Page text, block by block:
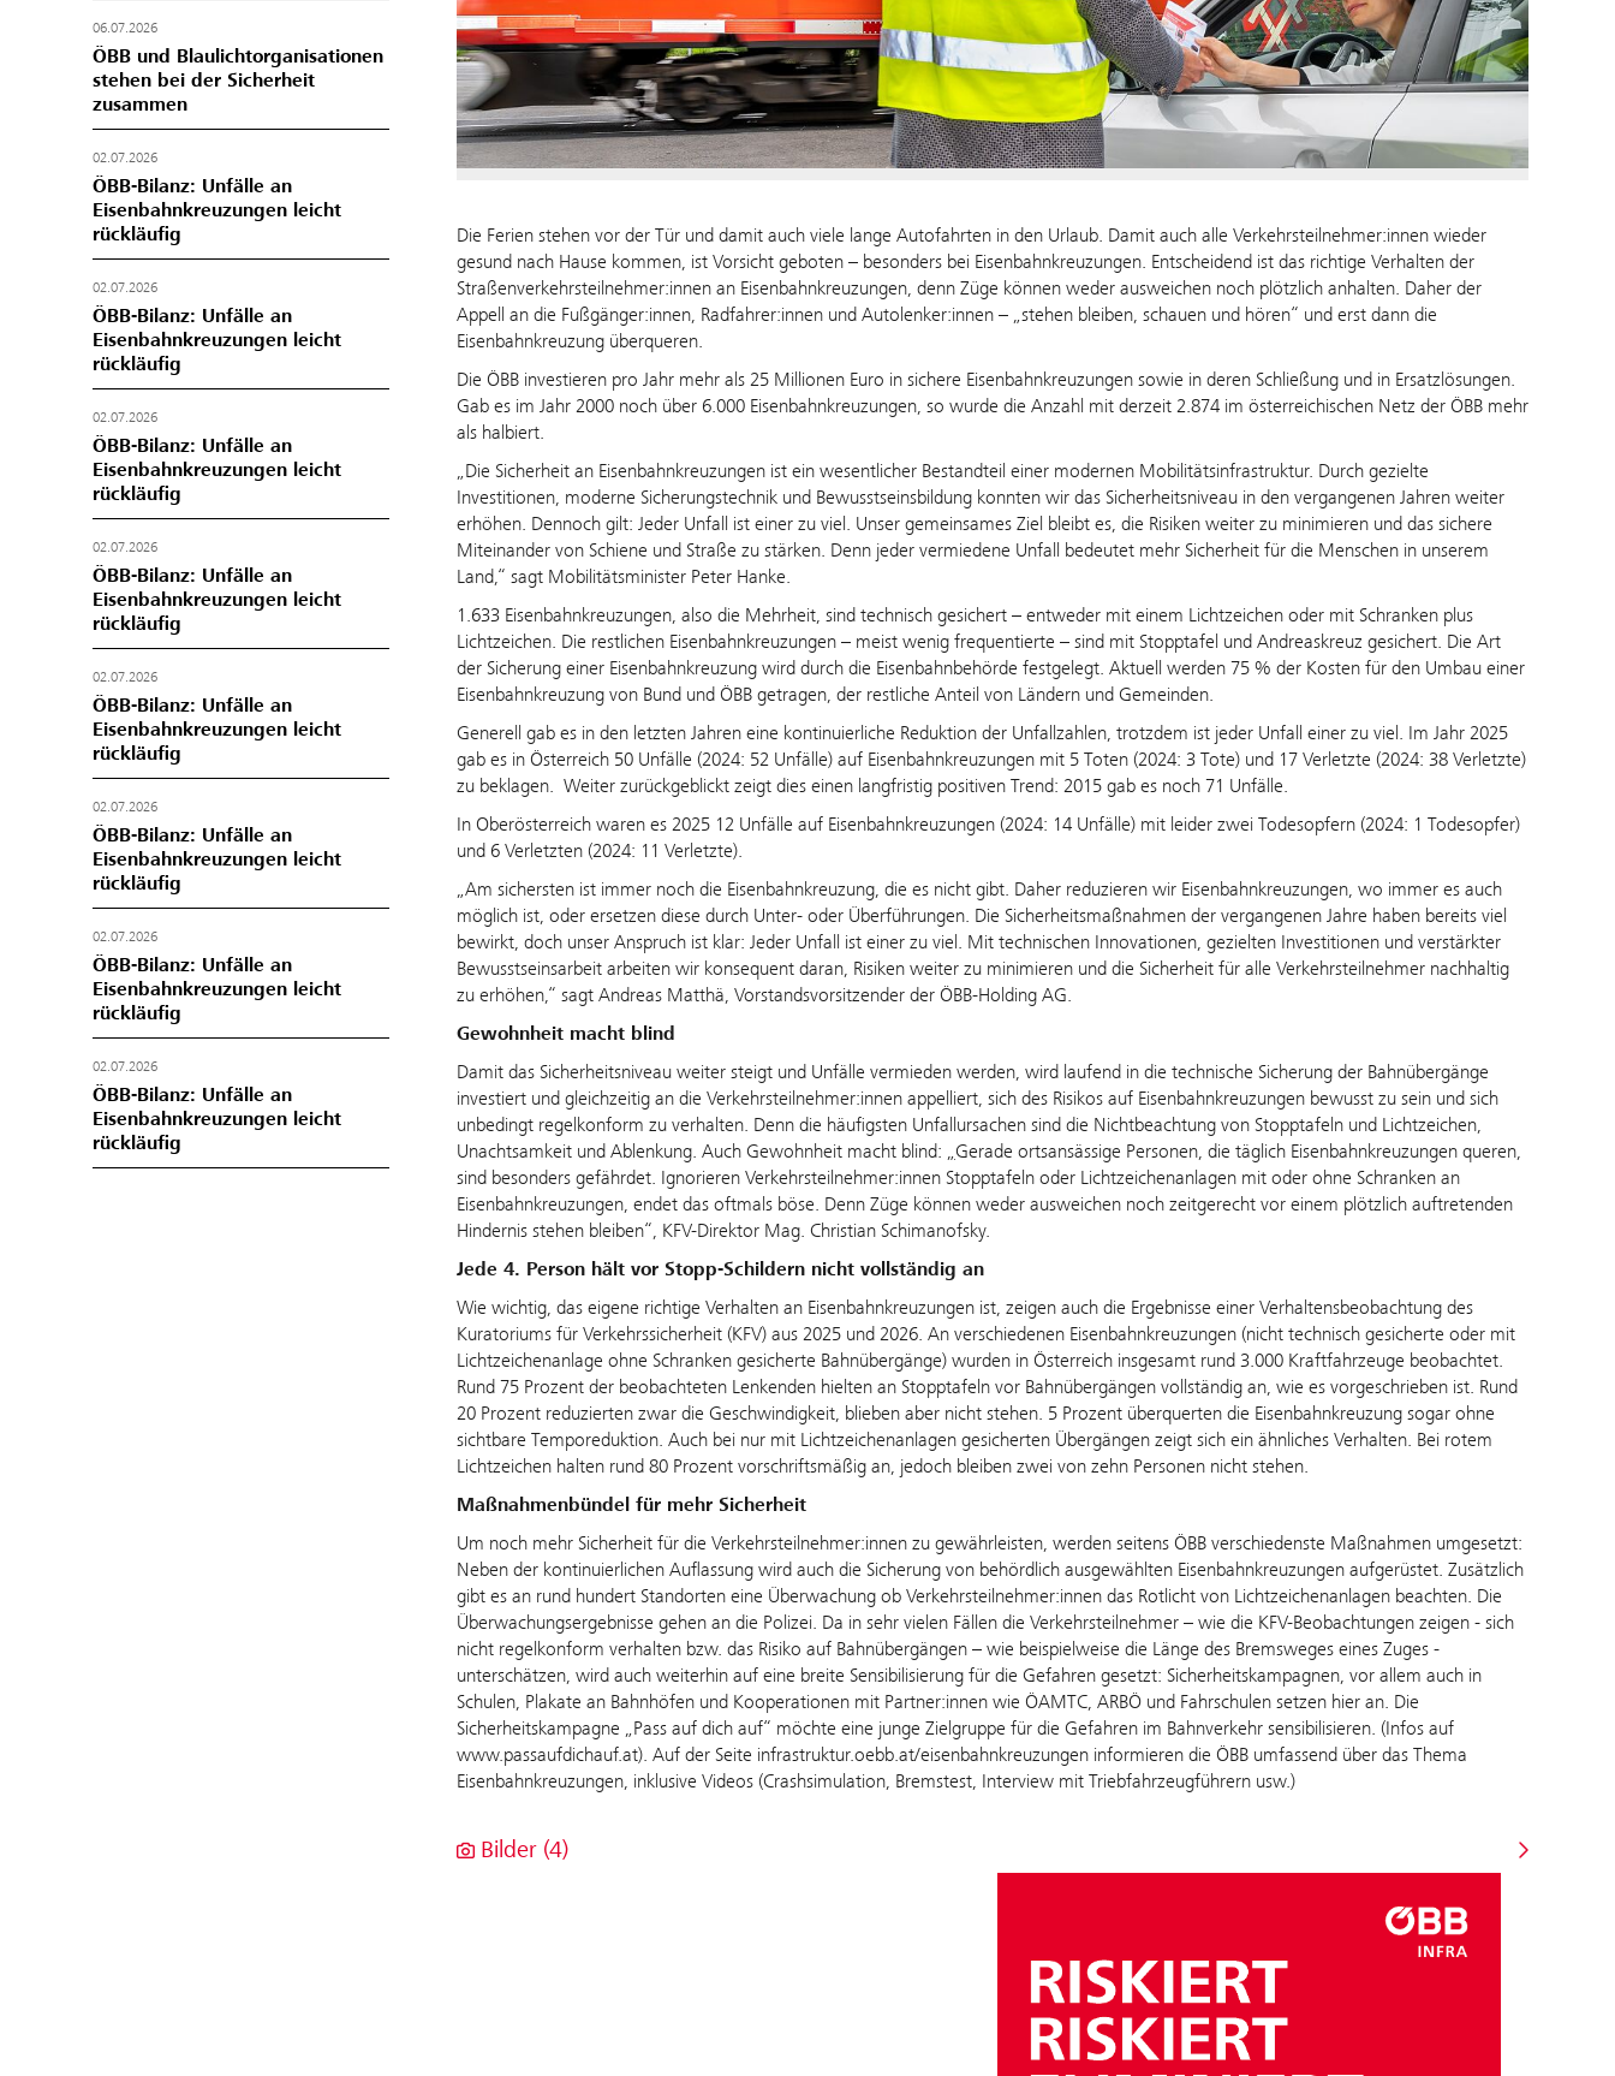
06.07.2026
ÖBB und Blaulichtorganisationen
stehen bei der Sicherheit
zusammen
02.07.2026
ÖBB-Bilanz: Unfälle an
Eisenbahnkreuzungen leicht
rückläufig
02.07.2026
ÖBB-Bilanz: Unfälle an
Eisenbahnkreuzungen leicht
rückläufig
02.07.2026
ÖBB-Bilanz: Unfälle an
Eisenbahnkreuzungen leicht
rückläufig
02.07.2026
ÖBB-Bilanz: Unfälle an
Eisenbahnkreuzungen leicht
rückläufig
02.07.2026
ÖBB-Bilanz: Unfälle an
Eisenbahnkreuzungen leicht
rückläufig
02.07.2026
ÖBB-Bilanz: Unfälle an
Eisenbahnkreuzungen leicht
rückläufig
02.07.2026
ÖBB-Bilanz: Unfälle an
Eisenbahnkreuzungen leicht
rückläufig
02.07.2026
ÖBB-Bilanz: Unfälle an
Eisenbahnkreuzungen leicht
rückläufig
Die Ferien stehen vor der Tür und damit auch viele lange Autofahrten in den Urlaub. Damit auch alle Verkehrsteilnehmer:innen wieder
gesund nach Hause kommen, ist Vorsicht geboten – besonders bei Eisenbahnkreuzungen. Entscheidend ist das richtige Verhalten der
Straßenverkehrsteilnehmer:innen an Eisenbahnkreuzungen, denn Züge können weder ausweichen noch plötzlich anhalten. Daher der
Appell an die Fußgänger:innen, Radfahrer:innen und Autolenker:innen – „stehen bleiben, schauen und hören“ und erst dann die
Eisenbahnkreuzung überqueren.
Die ÖBB investieren pro Jahr mehr als 25 Millionen Euro in sichere Eisenbahnkreuzungen sowie in deren Schließung und in Ersatzlösungen.
Gab es im Jahr 2000 noch über 6.000 Eisenbahnkreuzungen, so wurde die Anzahl mit derzeit 2.874 im österreichischen Netz der ÖBB mehr
als halbiert.
„Die Sicherheit an Eisenbahnkreuzungen ist ein wesentlicher Bestandteil einer modernen Mobilitätsinfrastruktur. Durch gezielte
Investitionen, moderne Sicherungstechnik und Bewusstseinsbildung konnten wir das Sicherheitsniveau in den vergangenen Jahren weiter
erhöhen. Dennoch gilt: Jeder Unfall ist einer zu viel. Unser gemeinsames Ziel bleibt es, die Risiken weiter zu minimieren und das sichere
Miteinander von Schiene und Straße zu stärken. Denn jeder vermiedene Unfall bedeutet mehr Sicherheit für die Menschen in unserem
Land,“ sagt Mobilitätsminister Peter Hanke.
1.633 Eisenbahnkreuzungen, also die Mehrheit, sind technisch gesichert – entweder mit einem Lichtzeichen oder mit Schranken plus
Lichtzeichen. Die restlichen Eisenbahnkreuzungen – meist wenig frequentierte – sind mit Stopptafel und Andreaskreuz gesichert. Die Art
der Sicherung einer Eisenbahnkreuzung wird durch die Eisenbahnbehörde festgelegt. Aktuell werden 75 % der Kosten für den Umbau einer
Eisenbahnkreuzung von Bund und ÖBB getragen, der restliche Anteil von Ländern und Gemeinden.
Generell gab es in den letzten Jahren eine kontinuierliche Reduktion der Unfallzahlen, trotzdem ist jeder Unfall einer zu viel. Im Jahr 2025
gab es in Österreich 50 Unfälle (2024: 52 Unfälle) auf Eisenbahnkreuzungen mit 5 Toten (2024: 3 Tote) und 17 Verletzte (2024: 38 Verletzte)
zu beklagen. Weiter zurückgeblickt zeigt dies einen langfristig positiven Trend: 2015 gab es noch 71 Unfälle.
In Oberösterreich waren es 2025 12 Unfälle auf Eisenbahnkreuzungen (2024: 14 Unfälle) mit leider zwei Todesopfern (2024: 1 Todesopfer)
und 6 Verletzten (2024: 11 Verletzte).
„Am sichersten ist immer noch die Eisenbahnkreuzung, die es nicht gibt. Daher reduzieren wir Eisenbahnkreuzungen, wo immer es auch
möglich ist, oder ersetzen diese durch Unter- oder Überführungen. Die Sicherheitsmaßnahmen der vergangenen Jahre haben bereits viel
bewirkt, doch unser Anspruch ist klar: Jeder Unfall ist einer zu viel. Mit technischen Innovationen, gezielten Investitionen und verstärkter
Bewusstseinsarbeit arbeiten wir konsequent daran, Risiken weiter zu minimieren und die Sicherheit für alle Verkehrsteilnehmer nachhaltig
zu erhöhen,“ sagt Andreas Matthä, Vorstandsvorsitzender der ÖBB-Holding AG.
Gewohnheit macht blind
Damit das Sicherheitsniveau weiter steigt und Unfälle vermieden werden, wird laufend in die technische Sicherung der Bahnübergänge
investiert und gleichzeitig an die Verkehrsteilnehmer:innen appelliert, sich des Risikos auf Eisenbahnkreuzungen bewusst zu sein und sich
unbedingt regelkonform zu verhalten. Denn die häufigsten Unfallursachen sind die Nichtbeachtung von Stopptafeln und Lichtzeichen,
Unachtsamkeit und Ablenkung. Auch Gewohnheit macht blind:
Gerade ortsansässige Personen, die täglich Eisenbahnkreuzungen queren,
sind besonders gefährdet. Ignorieren Verkehrsteilnehmer:innen Stopptafeln oder Lichtzeichenanlagen mit oder ohne Schranken an
Eisenbahnkreuzungen, endet das oftmals böse. Denn Züge können weder ausweichen noch zeitgerecht vor einem plötzlich auftretenden
Hindernis stehen bleiben“, KFV-Direktor Mag. Christian Schimanofsky.
Jede 4. Person hält vor Stopp-Schildern nicht vollständig an
Wie wichtig, das eigene richtige Verhalten an Eisenbahnkreuzungen ist, zeigen auch die Ergebnisse einer Verhaltensbeobachtung des
Kuratoriums für Verkehrssicherheit (KFV) aus 2025 und 2026. An verschiedenen Eisenbahnkreuzungen (nicht technisch gesicherte oder mit
Lichtzeichenanlage ohne Schranken gesicherte Bahnübergänge) wurden in Österreich insgesamt rund 3.000 Kraftfahrzeuge beobachtet.
Rund 75 Prozent der beobachteten Lenkenden hielten an Stopptafeln vor Bahnübergängen vollständig an, wie es vorgeschrieben ist. Rund
20 Prozent reduzierten zwar die Geschwindigkeit, blieben aber nicht stehen. 5 Prozent überquerten die Eisenbahnkreuzung sogar ohne
sichtbare Temporeduktion. Auch bei nur mit Lichtzeichenanlagen gesicherten Übergängen zeigt sich ein ähnliches Verhalten. Bei rotem
Lichtzeichen halten rund 80 Prozent vorschriftsmäßig an, jedoch bleiben zwei von zehn Personen nicht stehen.
Maßnahmenbündel für mehr Sicherheit
Um noch mehr Sicherheit für die Verkehrsteilnehmer:innen zu gewährleisten, werden seitens ÖBB verschiedenste Maßnahmen umgesetzt:
Neben der kontinuierlichen Auflassung wird auch die Sicherung von behördlich ausgewählten Eisenbahnkreuzungen aufgerüstet. Zusätzlich
gibt es an rund hundert Standorten eine Überwachung ob Verkehrsteilnehmer:innen das Rotlicht von Lichtzeichenanlagen beachten. Die
Überwachungsergebnisse gehen an die Polizei. Da in sehr vielen Fällen die Verkehrsteilnehmer – wie die KFV-Beobachtungen zeigen - sich
nicht regelkonform verhalten bzw. das Risiko auf Bahnübergängen – wie beispielweise die Länge des Bremsweges eines Zuges -
unterschätzen, wird auch weiterhin auf eine breite Sensibilisierung für die Gefahren gesetzt: Sicherheitskampagnen, vor allem auch in
Schulen, Plakate an Bahnhöfen und Kooperationen mit Partner:innen wie ÖAMTC, ARBÖ und Fahrschulen setzen hier an. Die
Sicherheitskampagne „Pass auf dich auf“ möchte eine junge Zielgruppe für die Gefahren im Bahnverkehr sensibilisieren. (Infos auf
www.passaufdichauf.at). Auf der Seite infrastruktur.oebb.at/eisenbahnkreuzungen informieren die ÖBB umfassend über das Thema
Eisenbahnkreuzungen, inklusive Videos (Crashsimulation, Bremstest, Interview mit Triebfahrzeugführern usw.)
Bilder (4)